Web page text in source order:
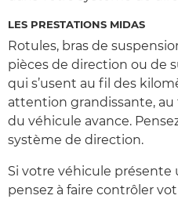
LES PRESTATIONS MIDAS
Rotules, bras de
pièces de direction ou de
qui s’usent au fil des
attention grandissante, au
du véhicule avance.
système de direction.
Si votre véhicule présente
pensez à faire contrôler